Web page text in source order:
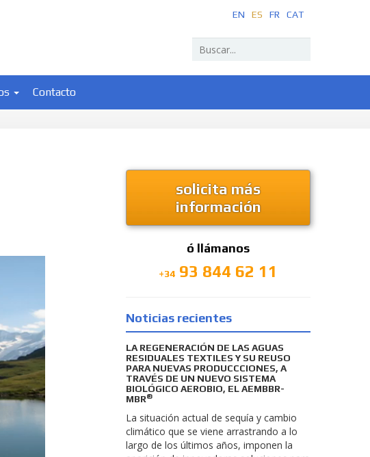
EN ES FR CAT
Contacto
solicita más
información
ó llámanos
+34 93 844 62 11
Noticias recientes
LA REGENERACIÓN DE LAS AGUAS
RESIDUALES TEXTILES Y SU REUSO
PARA NUEVAS PRODUCCCIONES, A
TRAVÉS DE UN NUEVO SISTEMA
BIOLÓGICO AEROBIO, EL AEMBBR-
MBR®
La situación actual de sequía y cambio
climático que se viene arrastrando a lo
largo de los últimos años, imponen la